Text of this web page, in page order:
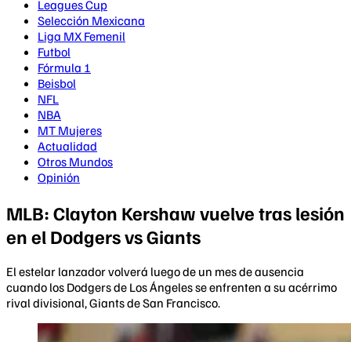
Leagues Cup
Selección Mexicana
Liga MX Femenil
Futbol
Fórmula 1
Beisbol
NFL
NBA
MT Mujeres
Actualidad
Otros Mundos
Opinión
MLB: Clayton Kershaw vuelve tras lesión
en el Dodgers vs Giants
El estelar lanzador volverá luego de un mes de ausencia
cuando los Dodgers de Los Ángeles se enfrenten a su acérrimo
rival divisional, Giants de San Francisco.